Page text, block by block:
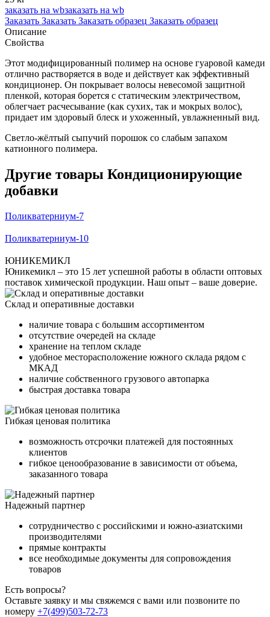
заказать на wbзаказать на wb
Заказать Заказать Заказать образец Заказать образец
Описание
Свойства
Этот модифицированный полимер на основе гуаровой камеди
отлично растворяется в воде и действует как эффективный
кондиционер. Он покрывает волосы невесомой защитной
пленкой, которая борется с статическим электричеством,
облегчает расчесывание (как сухих, так и мокрых волос),
придает им здоровый блеск и ухоженный, увлажненный вид.
Светло-жёлтый сыпучий порошок со слабым запахом
катионного полимера.
Другие товары Кондиционирующие
добавки
Поликватерниум-7
Поликватерниум-10
ЮНИКЕМИКЛ
Юникемикл – это 15 лет успешной работы в области оптовых
поставок химической продукции. Наш опыт – ваше доверие.
Склад и оперативные доставки
наличие товара с большим ассортиментом
отсутствие очередей на складе
хранение на теплом складе
удобное месторасположение южного склада рядом с
МКАД
наличие собственного грузового автопарка
быстрая доставка товара
Гибкая ценовая политика
возможность отсрочки платежей для постоянных
клиентов
гибкое ценообразование в зависимости от объема,
заказанного товара
Надежный партнер
сотрудничество с российскими и южно-азиатскими
производителями
прямые контракты
все необходимые документы для сопровождения
товаров
Есть вопросы?
Оставьте заявку и мы свяжемся с вами или позвоните по
номеру +7(499)503-72-73